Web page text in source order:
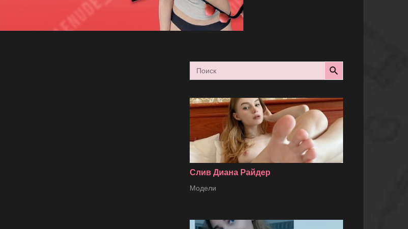
Search
for:
Search Button
Слив Диана Райдер
Модели